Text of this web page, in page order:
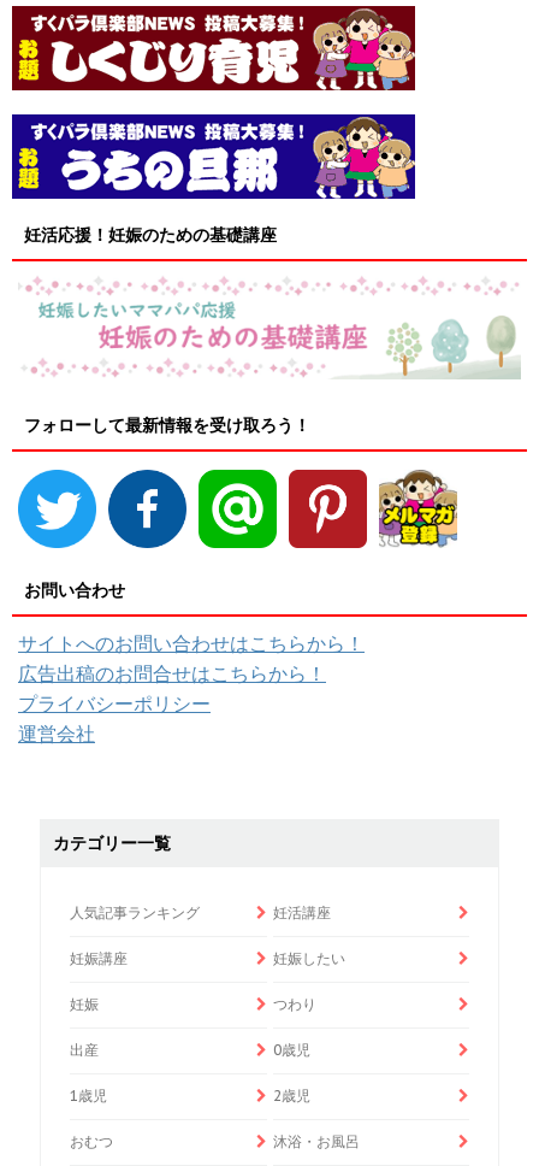
妊活応援！妊娠のための基礎講座
フォローして最新情報を受け取ろう！
お問い合わせ
サイトへのお問い合わせはこちらから！
広告出稿のお問合せはこちらから！
プライバシーポリシー
運営会社
カテゴリー一覧
人気記事ランキング 妊活講座
妊娠講座 妊娠したい
妊娠 つわり
出産 0歳児
1歳児 2歳児
おむつ 沐浴・お風呂